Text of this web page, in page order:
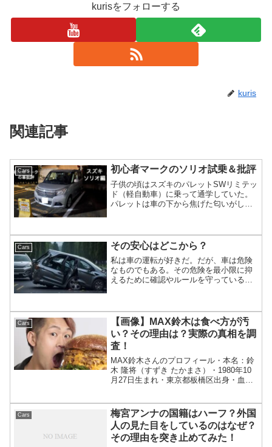
kurisをフォローする
kuris
関連記事
Cars 初心者マークのソリオ試乗＆批評
子供の頃はスズキのパレットSWリミテッ
ド（軽自動車）に乗って通学していた。
パレットは車の下から焦げた匂いがして
わかっていた。そんなイメージのあるス
ズキの車に乗ってみたの...
Cars その安心はどこから？
私は車の運転が好きだ。だが、車は危険
なものでもある。その危険を最小限に抑
えるために確認やルールを守っている。
双方の意識によって事故は防がれる。そ
の例がモータースポーツだ...
Cars
【画像】MAX鈴木は食べ方が汚
い？その理由は？実際の真相を調
査！
MAX鈴木さんのプロフィール・本名：鈴
木 隆将（すずき たかまさ）・1980年10
月27日生まれ・東京都板橋区出身・血液
王決定戦』（テレビ東京）にて完全...
Cars
梅宮アンナの国籍はハーフ？外国
人の見た目をしているのはなぜ？
その理由を突き止めてみた！